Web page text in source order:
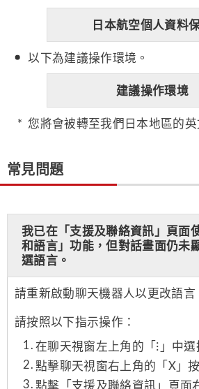
日本航空個人資料
以下為建議操作環境。
建議操作環境
您將會被轉至我們日本地區的
常見問題
我已在「支援及聯絡資訊」頁面
和語言」功能，但對話畫面仍未
選語言。
請重新啟動聊天機器人以更改語言
請按照以下指示操作：
在聊天視窗左上角的「⁝」中選
點擊聊天視窗右上角的「X」
點擊「支援及聯絡資訊」頁面